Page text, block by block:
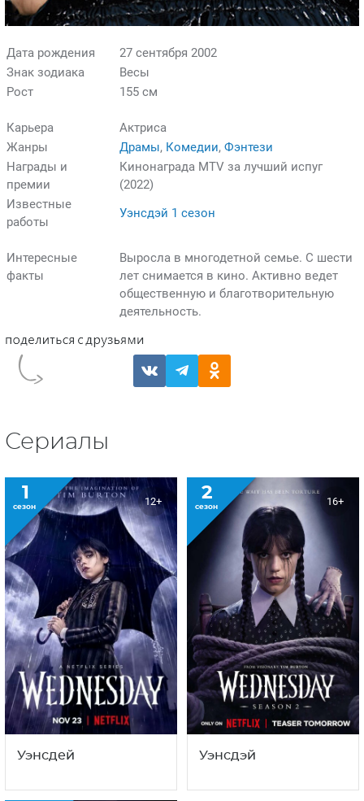
Дата рождения
27 сентября 2002
Знак зодиака
Весы
Рост
155 см
Карьера
Актриса
Жанры
Драмы, Комедии, Фэнтези
Награды и
премии
Кинонаграда MTV за лучший испуг
(2022)
Известные
работы
Уэнсдэй 1 сезон
Интересные
факты
Выросла в многодетной семье. С шести
лет снимается в кино. Активно ведет
общественную и благотворительную
деятельность.
Сериалы
1
сезон 12+
Уэнсдей
2
сезон 16+
Уэнсдэй